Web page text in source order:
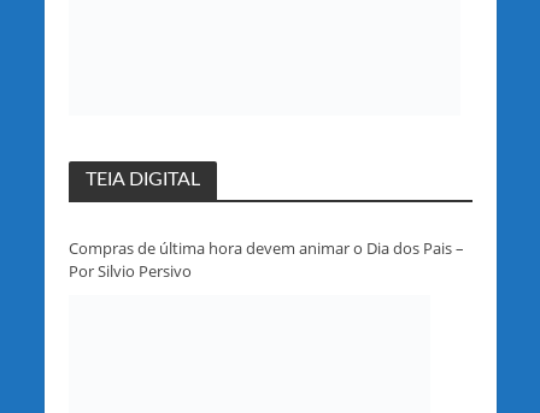
TEIA DIGITAL
Compras de última hora devem animar o Dia dos Pais –
Por Silvio Persivo